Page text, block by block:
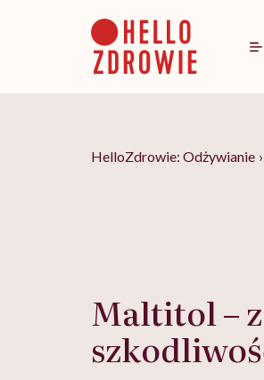
HelloZdrowie: Odżywianie ›
Maltitol –